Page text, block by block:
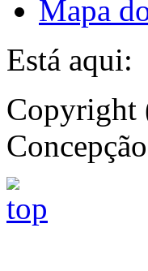
Mapa
Está aqui:
Copyright